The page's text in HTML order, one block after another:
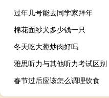
过年几号能去同学家拜年
棉花面纱犬多少钱一只
冬天吃大葱炒肉好吗
雅思听力与其他听力考试区别
春节过后应该怎么调理饮食